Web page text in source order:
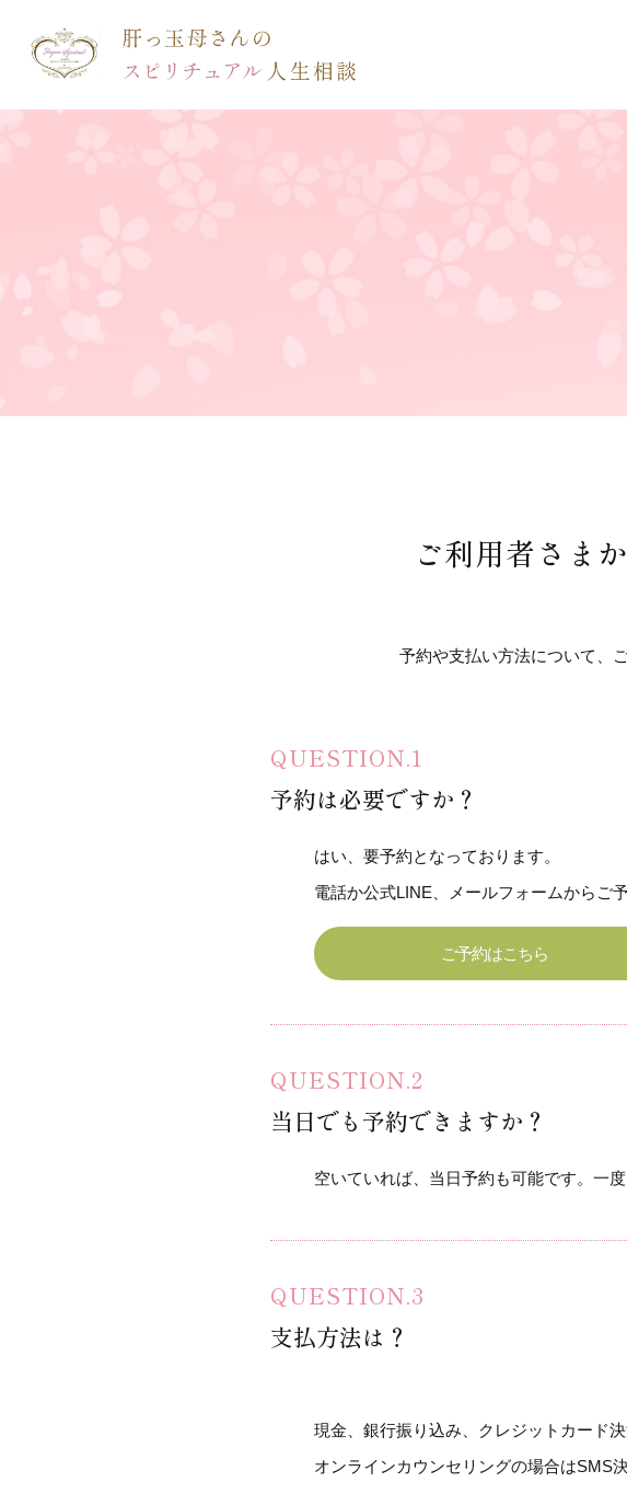
ご利用者さま
予約や支払い方法について、
予約は必要ですか？
はい、要予約となっております。
電話か公式LINE、メールフォームからご
ご予約はこちら
当日でも予約できますか？
空いていれば、当日予約も可能です。一
支払方法は？
現金、銀行振り込み、クレジットカード
オンラインカウンセリングの場合はSMS